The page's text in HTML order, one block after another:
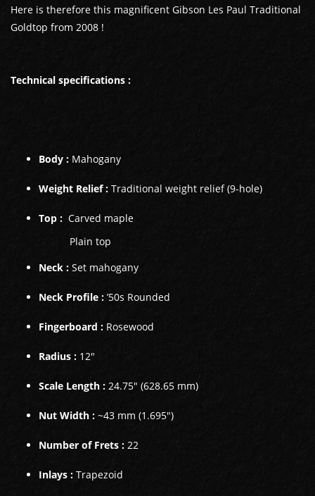
Here is therefore this magnificent Gibson Les Paul Traditional
Goldtop from 2008 !
Technical specifications :
Body : Mahogany
Weight Relief : Traditional weight relief (9-hole)
Top : Carved maple
Plain top
Neck : Set mahogany
Neck Profile : ’50s Rounded
Fingerboard : Rosewood
Radius : 12"
Scale Length : 24.75" (628.65 mm)
Nut Width : ~43 mm (1.695")
Number of Frets : 22
Inlays : Trapezoid